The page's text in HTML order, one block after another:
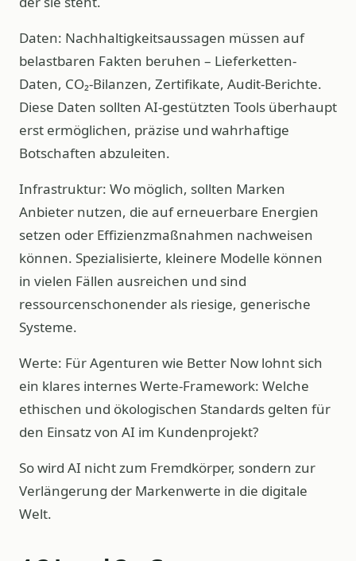
Daten: Nachhaltigkeitsaussagen müssen auf
belastbaren Fakten beruhen – Lieferketten-
Daten, CO₂-Bilanzen, Zertifikate, Audit-Berichte.
Diese Daten sollten AI‑gestützten Tools überhaupt
erst ermöglichen, präzise und wahrhaftige
Botschaften abzuleiten.
Infrastruktur: Wo möglich, sollten Marken
Anbieter nutzen, die auf erneuerbare Energien
setzen oder Effizienzmaßnahmen nachweisen
können. Spezialisierte, kleinere Modelle können
in vielen Fällen ausreichen und sind
ressourcenschonender als riesige, generische
Systeme.
Werte: Für Agenturen wie Better Now lohnt sich
ein klares internes Werte-Framework: Welche
ethischen und ökologischen Standards gelten für
den Einsatz von AI im Kundenprojekt?
So wird AI nicht zum Fremdkörper, sondern zur
Verlängerung der Markenwerte in die digitale
Welt.